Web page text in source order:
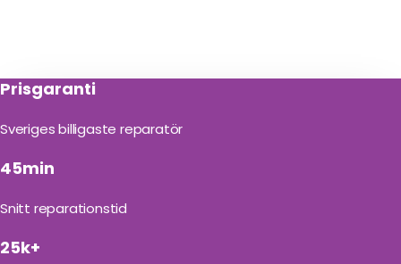
Prisgaranti
Sveriges billigaste reparatör
45min
Snitt reparationstid
25k+